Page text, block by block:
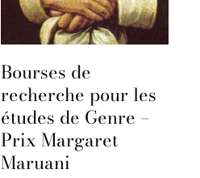
Bourses de
recherche pour les
études de Genre –
Prix Margaret
Maruani